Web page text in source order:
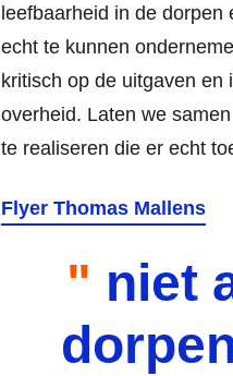
leefbaarheid in de dorpen
echt te kunnen
kritisch op de uitgaven en
overheid. Laten we
te realiseren die er echt
Flyer Thomas Mallens
niet